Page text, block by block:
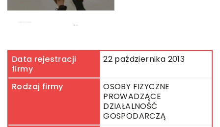
Data rejestracji
firmy
22 października 2013
Rodzaj firmy
OSOBY FIZYCZNE
PROWADZĄCE
DZIAŁALNOŚĆ
GOSPODARCZĄ